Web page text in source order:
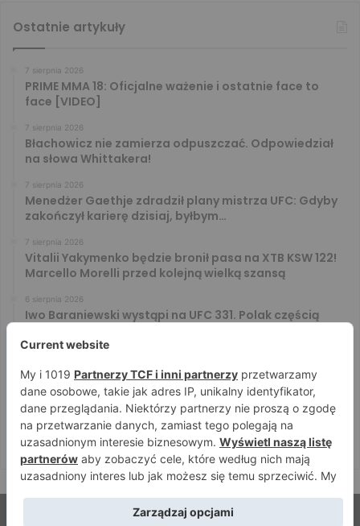
Ostatnie artykuły
7 sierpnia 2026
PRIME MMA 18: Oficjalne ważenie i ostatnie face to
face [VIDEO]
7 sierpnia 2026
Błachowicz nie zamierza odpuszczać. Odpowiedział
na słowa Whittakera!
7 sierpnia 2026
Menedżer Gaethje zdradził plany mistrza UFC: Gdyby
zakończył karierę dzisiaj, byłbym…
7 sierpnia 2026
Vitalii Yakymenko będzie bronił pasa na XTB KSW 122!
Marcello Morelli przed kolejną wielką szansą
6 sierpnia 2026
Iwo Baraniewski wystąpi na UFC 331. Polak częścią
Don Kasjo poznał rywala na FAME 32. Bartosz Szachta
przeciwnikiem Króla
6 sierpnia 2026
Niepokonany Włodarczyk zawalczy o ranking! Na XTB
KSW 122 zmierzy się z Paivą
© Strefamma.pl 2026, Wszelkie prawa zastrzeżone |